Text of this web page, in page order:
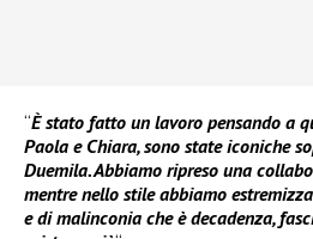
“È stato fatto un lavoro pensando a
Paola e Chiara, sono state iconiche
Duemila. Abbiamo ripreso una
mentre nello stile abbiamo
e di malinconia che è decadenza,